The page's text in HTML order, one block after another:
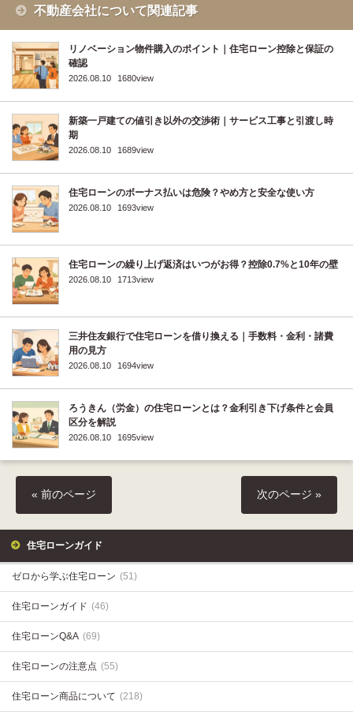
不動産会社について関連記事
リノベーション物件購入のポイント｜住宅ローン控除と保証の
確認
2026.08.10 1680view
新築一戸建ての値引き以外の交渉術｜サービス工事と引渡し時
期
2026.08.10 1689view
住宅ローンのボーナス払いは危険？やめ方と安全な使い方
2026.08.10 1693view
住宅ローンの繰り上げ返済はいつがお得？控除0.7%と10年の壁
2026.08.10 1713view
三井住友銀行で住宅ローンを借り換える｜手数料・金利・諸費
用の見方
2026.08.10 1694view
ろうきん（労金）の住宅ローンとは？金利引き下げ条件と会員
区分を解説
2026.08.10 1695view
« 前のページ 次のページ »
住宅ローンガイド
ゼロから学ぶ住宅ローン (51)
住宅ローンガイド (46)
住宅ローンQ&A (69)
住宅ローンの注意点 (55)
住宅ローン商品について (218)